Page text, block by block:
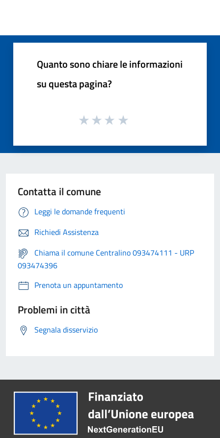
Quanto sono chiare le informazioni
su questa pagina?
Contatta il comune
Leggi le domande frequenti
Richiedi Assistenza
Chiama il comune Centralino 093474111 - URP
093474396
Prenota un appuntamento
Problemi in città
Segnala disservizio